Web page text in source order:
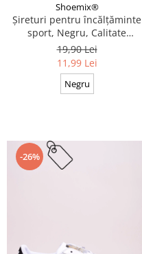
Shoemix®
Șireturi pentru încălțăminte
sport, Negru, Calitate
premium, 110 cm x 0.8 cm
19,90 Lei
11,99 Lei
Negru
-26%